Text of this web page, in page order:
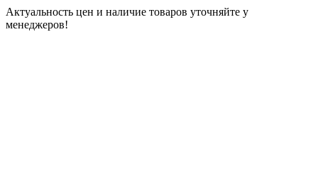
Актуальность цен и наличие товаров уточняйте у
менеджеров!